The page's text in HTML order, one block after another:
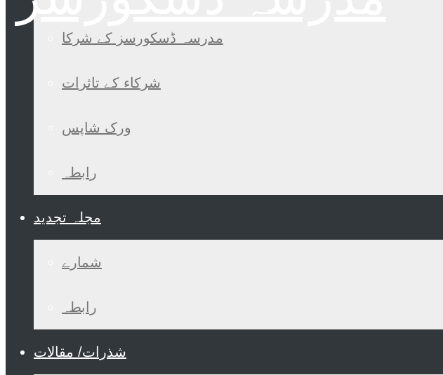
مدرسہ ڈسکورسز کے شرکا
شرکاء کے تاثرات
ورک شاپس
رابطہ
مجلہ تجدید
شمارے
رابطہ
شذرات/ مقالات